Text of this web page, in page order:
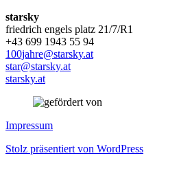
starsky
friedrich engels platz 21/7/R1
+43 699 1943 55 94
100jahre@starsky.at
star@starsky.at
starsky.at
Impressum
Stolz präsentiert von WordPress